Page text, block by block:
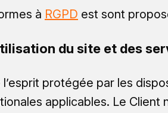
à RGPD est sont
du site et des
protégée par les
applicables. Le